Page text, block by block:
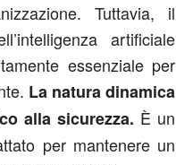
Tuttavia, il
artificiale
essenziale per
La natura dinamica
alla sicurezza. È un
per mantenere un